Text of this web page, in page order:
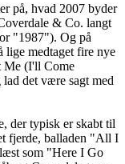
på, hvad 2007 byder
& Co. langt
"1987"). Og på
lige medtaget fire nye
Me (I'll Come
det være sagt med
der typisk er skabt til
fjerde, balladen "All I
som "Here I Go